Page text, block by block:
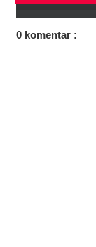
0 komentar :